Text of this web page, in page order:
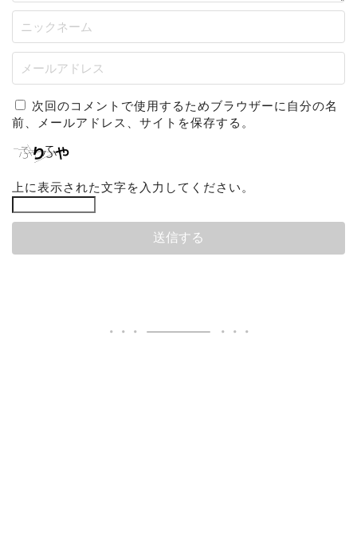
次回のコメントで使用するためブラウザーに自分の名
前、メールアドレス、サイトを保存する。
上に表示された文字を入力してください。